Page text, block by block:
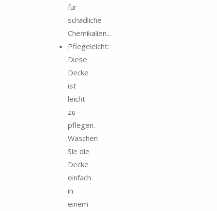
für
schädliche
Chemikalien...
Pflegeleicht:
Diese
Decke
ist
leicht
zu
pflegen.
Waschen
Sie die
Decke
einfach
in
einem